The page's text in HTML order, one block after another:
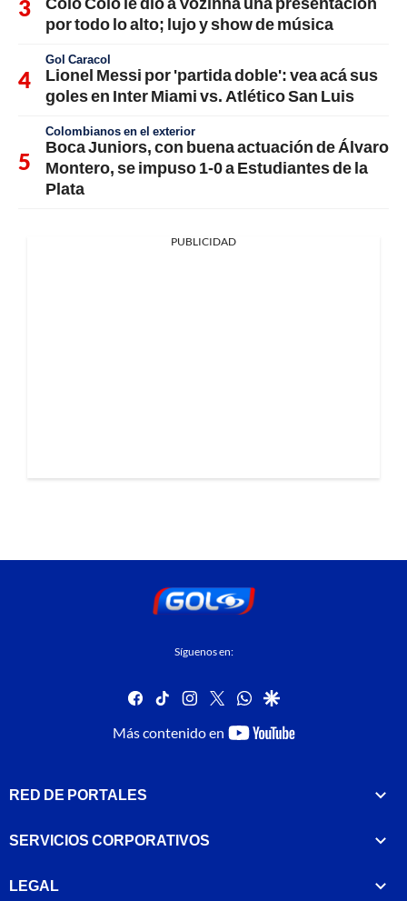
por todo lo alto; lujo y show de música
Gol Caracol
Lionel Messi por 'partida doble': vea acá sus
goles en Inter Miami vs. Atlético San Luis
Colombianos en el exterior
Boca Juniors, con buena actuación de Álvaro
Montero, se impuso 1-0 a Estudiantes de la
Plata
PUBLICIDAD
Síguenos en:
facebook
tiktok instagram
twitterwhatsapp
google
Más contenido en
youtube-
RED DE PORTALES
SERVICIOS CORPORATIVOS
LEGAL